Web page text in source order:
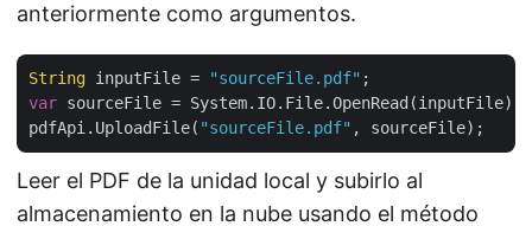
anteriormente como argumentos.
String inputFile = "sourceFile.pdf"
var sourceFile = System.IO.File.OpenRead(inputFile);
pdfApi.UploadFile( "sourceFile.pdf"
Leer el PDF de la unidad local y subirlo al
almacenamiento en la nube usando el método